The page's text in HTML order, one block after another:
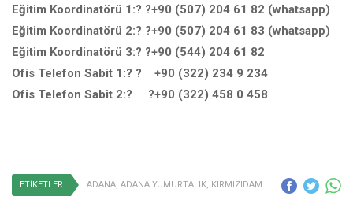
Eğitim Koordinatörü 1:? ?+90 (507) 204 61 82 (whatsapp)
Eğitim Koordinatörü 2:? ?+90 (507) 204 61 83 (whatsapp)
Eğitim Koordinatörü 3:? ?+90 (544) 204 61 82
Ofis Telefon Sabit 1:? ? +90 (322) 234 9 234
Ofis Telefon Sabit 2:? ?+90 (322) 458 0 458
ETİKETLER ADANA, ADANA YUMURTALIK, KIRMIZIDAM